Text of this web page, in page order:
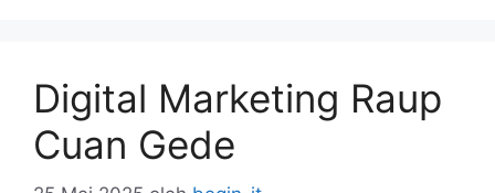
Digital Marketing Raup
Cuan Gede